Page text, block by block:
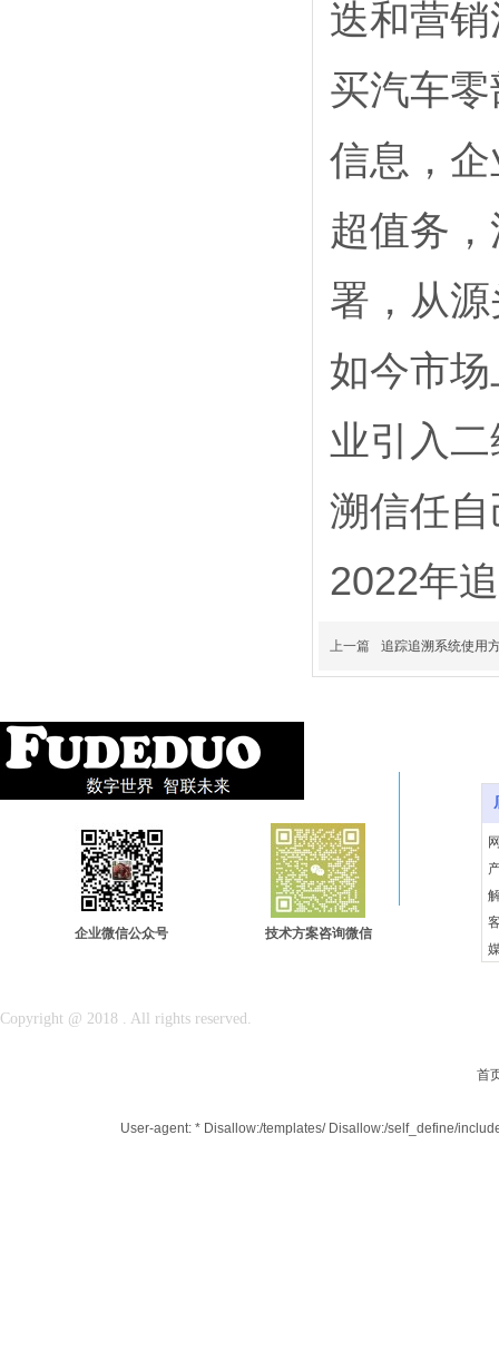
迭和营
买汽车
信息，
超值务
署，从
如今市
业引入
溯信任
2022年
上一篇 追踪追溯系统使用
企业微信公众号
Copyright @ 2018 . All rights reserved.
技术方案咨询微信
首
User-agent: * Disallow:/templates/ Disallow:/self_define/